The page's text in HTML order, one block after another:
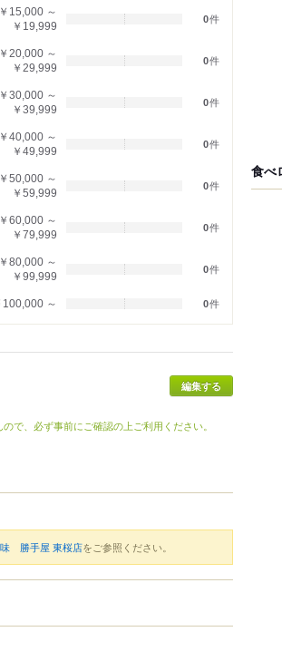
￥15,000 ～
￥19,999
0件
￥20,000 ～
￥29,999
0件
￥30,000 ～
￥39,999
0件
￥40,000 ～
￥49,999
0件
￥50,000 ～
￥59,999
0件
￥60,000 ～
￥79,999
0件
￥80,000 ～
￥99,999
0件
100,000 ～ 0件
で、必ず事前にご確認の上ご利用ください。
勝手屋 東桜店をご参照ください。
食べ